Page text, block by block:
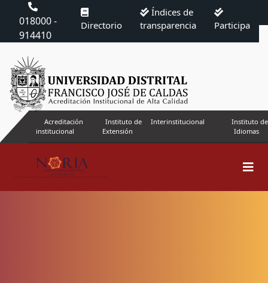
018000 -
914410
Directorio
Índices de
transparencia
Participa
Acreditación
institucional
Instituto de
Extensión
Interinstitucional
Instituto de
Idiomas